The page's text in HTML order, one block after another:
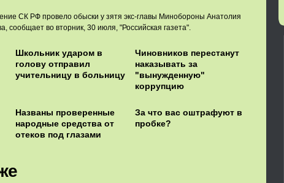
СК РФ провело обыски у зятя экс-главы Минобороны Анатолия
сообщает во вторник, 30 июля, "Российская газета".
Школьник ударом в
голову отправил
учительницу в больницу
Чиновников перестанут
наказывать за
"вынужденную"
коррупцию
Названы проверенные
народные средства от
отеков под глазами
За что вас оштрафуют в
пробке?